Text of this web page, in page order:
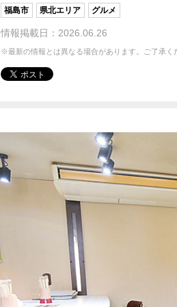
福島市 県北エリア グルメ
情報掲載日：2026.06.26
※最新の情報とは異なる場合があります。ご了承く